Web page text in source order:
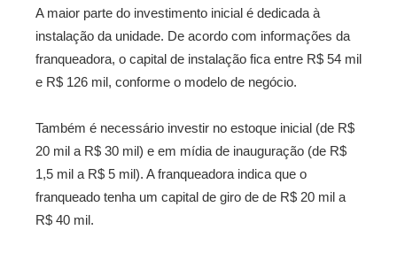
A maior parte do investimento inicial é dedicada à
instalação da unidade. De acordo com informações da
franqueadora, o capital de instalação fica entre R$ 54 mil
e R$ 126 mil, conforme o modelo de negócio.
Também é necessário investir no estoque inicial (de R$
20 mil a R$ 30 mil) e em mídia de inauguração (de R$
1,5 mil a R$ 5 mil). A franqueadora indica que o
franqueado tenha um capital de giro de de R$ 20 mil a
R$ 40 mil.